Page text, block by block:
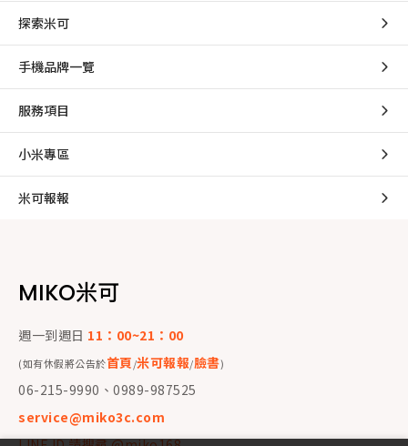
探索米可
手機品牌一覽
服務項目
小米專區
米可報報
MIKO米可
週一到週日 11：00~21：00
(如有休假將公告於首頁/米可報報/臉書)
06-215-9990、0989-987525
service@miko3c.com